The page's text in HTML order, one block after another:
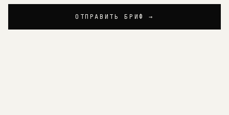
ОТПРАВИТЬ БРИФ →